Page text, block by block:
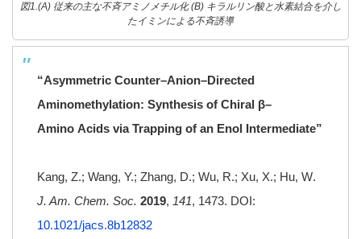
図1.(A) 従来の主な不斉アミノメチル化 (B) キラルリン酸と水素結合を介し
たイミンによる不斉誘導
“Asymmetric Counter–Anion–Directed
Aminomethylation: Synthesis of Chiral β–
Amino Acids via Trapping of an Enol Intermediate”
Kang, Z.; Wang, Y.; Zhang, D.; Wu, R.; Xu, X.; Hu, W.
J. Am. Chem. Soc. 2019, 141, 1473. DOI:
10.1021/jacs.8b12832